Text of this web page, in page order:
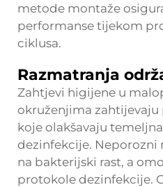
metode montaže
performanse tijekom
ciklusa.
Razmatranja
Zahtjevi higijene u
okruženjima zahtijevaju
koje olakšavaju
dezinfekcije.
na bakterijski rast, a
protokole dezinfekcije.